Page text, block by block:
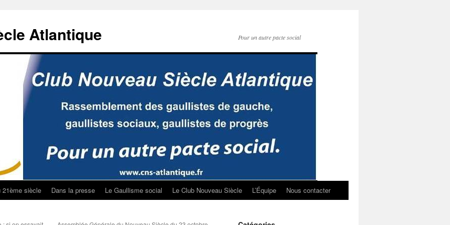
Atlantique Pour un autre pacte social
21ème siècle Dans la presse Le Gaullisme social Le Club Nouveau Siècle L’Équipe Nous contacter